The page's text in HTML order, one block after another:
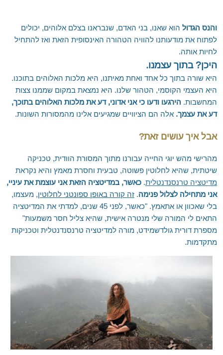
והנס הגדול הוא שאנו, בני האדם, שנבראנו בצלם אלוהים, יכולים
לפתוח את מודעותנו להוויה הטהורה האינסופית הזאת ואז להתחיל
לחיות אותה.
היכן? בתוך עצמנו.
היא שורה בתוך כל אחד ואחת מאיתנו, היא מלכות האלוהים בתוכנו.
היא העצמי הקוסמי, הטהור שלנו. היא נמצאת במקום שממנו צצות
המחשבות. הירגעו ודעו כי אני אדוני, דע את מלכות האלוהים בתוכך,
דע את עצמך. אלה הם הציוויים שמגיעים אלינו מהמסורות השונות.
אבל איך עושים זאת?
מהרישי מהש יוגי החייה עבורנו מתוך המסורת הוודית, טכניקה
שיטתית, שהיא לחלוטין פשוטה, טבעית וחסרת מאמץ והיא נקראת
מדיטציה טרנסנדנטלית. כאשר, במדיטציה הזאת אני עוצמת את עיניי,
אני מתחילה לצלול פנימה. זה קורה באופן ספונטני לחלוטין, מעצמו,
בלי שאכוון או אתאמץ. "כאשר, לפני 45 שנים, למדתי את המדיטציה
התאים לי המורה שלי מנטרה אישית, שהיא צליל חסר משמעות"
מספרת דורית גולדשמידט, מורה למדיטציה טרנסנדנטלית וטכניקות
מתקדמות.